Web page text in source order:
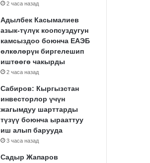
2 часа назад
Адылбек Касымалиев
азык-түлүк коопсуздугун
камсыздоо боюнча ЕАЭБ
өлкөлөрүн биргелешип
иштөөгө чакырды
2 часа назад
Сабиров: Кыргызстан
инвесторлор үчүн
жагымдуу шарттарды
түзүү боюнча ырааттуу
иш алып барууда
3 часа назад
Садыр Жапаров